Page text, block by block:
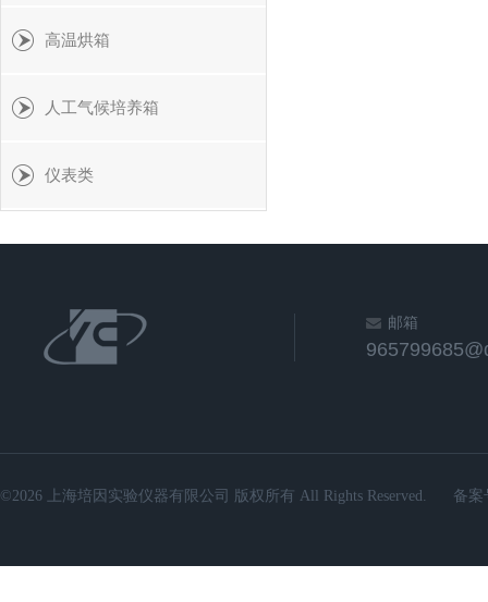
高温烘箱
人工气候培养箱
仪表类
邮箱
©2026 上海培因实验仪器有限公司 版权所有 All Rights Reserved. 备案